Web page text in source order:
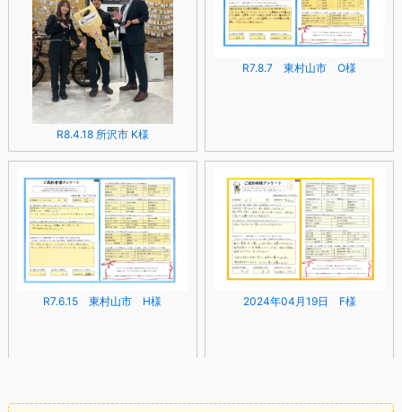
R8.4.18 所沢市 K様
R7.8.7 東村山市 O様
R7.6.15 東村山市 H様 2024年04月19日 F様